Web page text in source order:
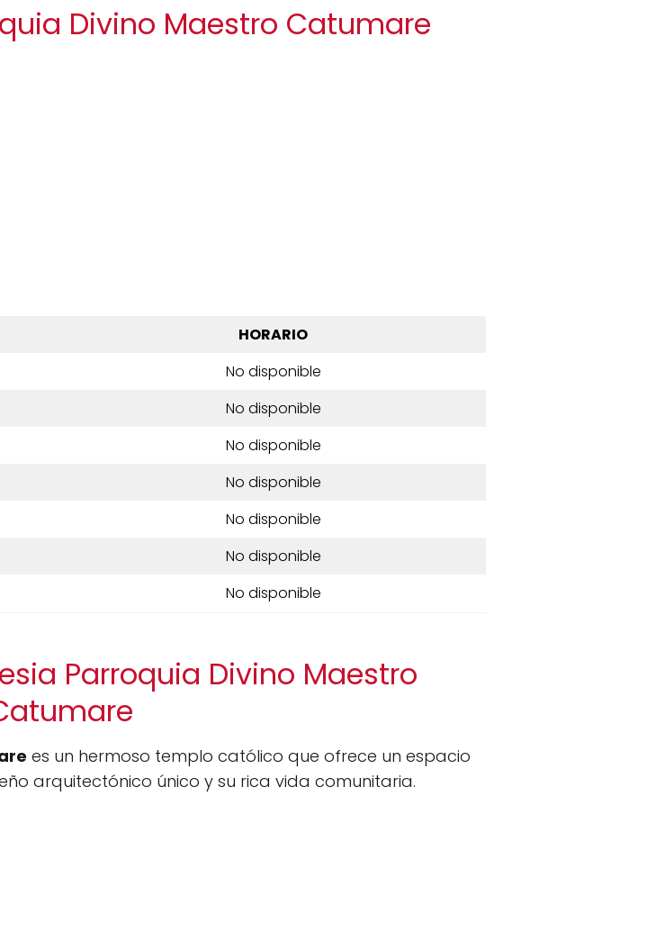
Divino Maestro Catumare
HORARIO
No disponible
No disponible
No disponible
No disponible
No disponible
No disponible
No disponible
Parroquia Divino Maestro
es un hermoso templo católico que ofrece un espacio
arquitectónico único y su rica vida comunitaria.